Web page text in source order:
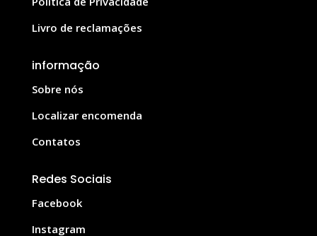
Livro de reclamações
informação
Sobre nós
Localizar encomenda
Contatos
Redes Sociais
Facebook
Instagram